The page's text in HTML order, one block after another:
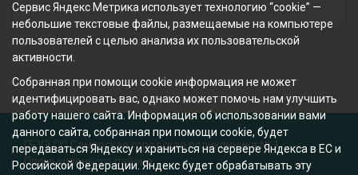
ГБУЗ СО Самарская городская поликлиника № 1
Промышленного района
Сервис Яндекс Метрика использует технологию “cookie” —
небольшие текстовые файлы, размещаемые на компьютере
пользователей с целью анализа их пользовательской
активности.
Собранная при помощи cookie информация не может
идентифицировать вас, однако может помочь нам улучшить
работу нашего сайта. Информация об использовании вами
данного сайта, собранная при помощи cookie, будет
передаваться Яндексу и храниться на сервере Яндекса в ЕС и
Российской Федерации. Яндекс будет обрабатывать эту